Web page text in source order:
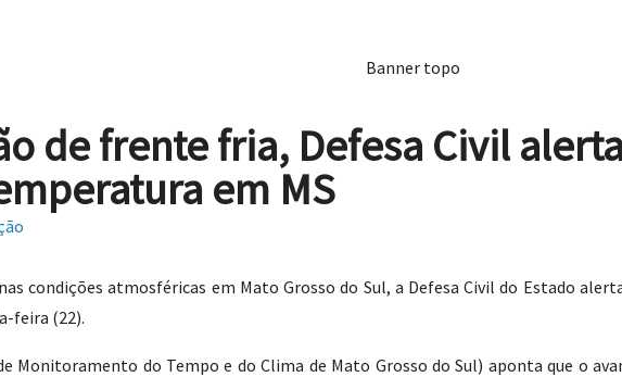
de frente fria, Defesa Civil
em MS
condições atmosféricas em Mato Grosso do Sul, a Defesa Civil do Estado
feira (22).
Monitoramento do Tempo e do Clima de Mato Grosso do Sul) aponta que o